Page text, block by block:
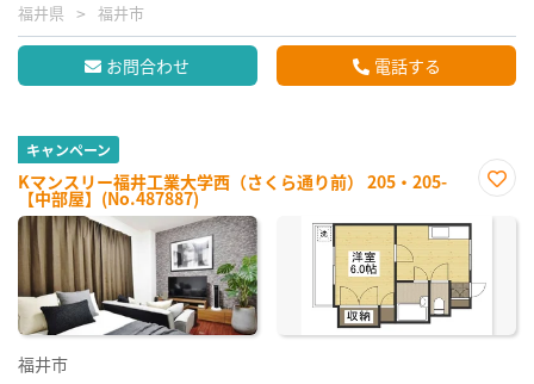
福井県 福井市
お問合わせ 電話する
キャンペーン
Kマンスリー福井工業大学西（さくら通り前） 205・205-
【中部屋】(No.487887)
に入
福井市